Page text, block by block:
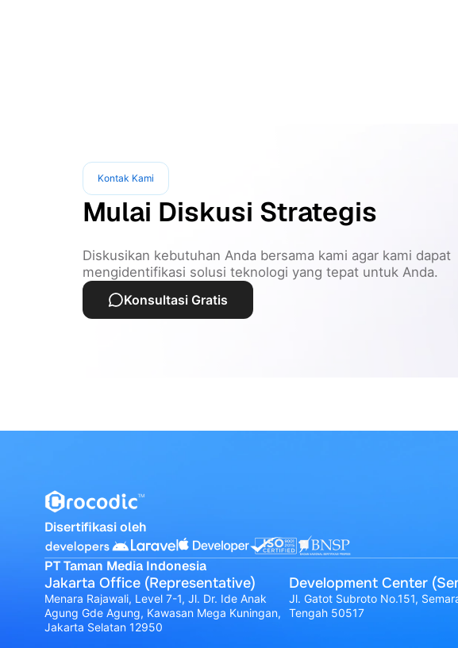
Kontak Kami
Mulai Diskusi Strategis
Diskusikan kebutuhan Anda bersama kami agar kami dapat
mengidentifikasi solusi teknologi yang tepat untuk Anda.
Konsultasi Gratis
Disertifikasi oleh
PT Taman Media Indonesia
Jakarta Office (Representative)
Menara Rajawali, Level 7-1, Jl. Dr. Ide Anak
Agung Gde Agung, Kawasan Mega Kuningan,
Jakarta Selatan 12950
Development Center
Jl. Gatot Subroto No.151,
Tengah 50517